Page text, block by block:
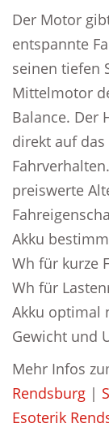
Der Motor
entspannte
seinen tiefen
Mittelmotor
Balance. Der
direkt auf
preiswerte
Akku
Wh für kurze
Wh für
Akku optimal
Gewicht und
Mehr Infos
Rendsburg |
Esoterik